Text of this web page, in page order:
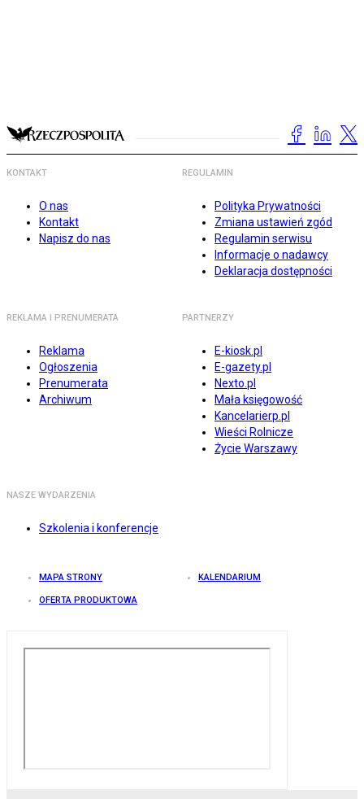
KONTAKT
O nas
Kontakt
Napisz do nas
REGULAMIN
Polityka Prywatności
Zmiana ustawień zgód
Regulamin serwisu
Informacje o nadawcy
Deklaracja dostępności
REKLAMA I PRENUMERATA
Reklama
Ogłoszenia
Prenumerata
Archiwum
PARTNERZY
E-kiosk.pl
E-gazety.pl
Nexto.pl
Mała księgowość
Kancelarierp.pl
Wieści Rolnicze
Życie Warszawy
NASZE WYDARZENIA
Szkolenia i konferencje
MAPA STRONY KALENDARIUM
OFERTA PRODUKTOWA